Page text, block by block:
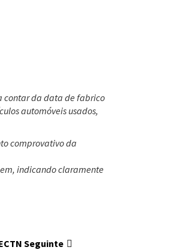
contar da data de fabrico
automóveis usados,
comprovativo da
indicando claramente
Seguinte